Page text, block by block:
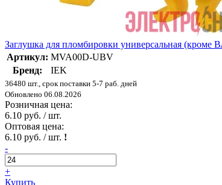
Заглушка для пломбировки универсальная
Артикул: MVA00D-UBV
Бренд:
IEK
36480 шт., срок поставки 5-7 раб. дней
Обновлено 06.08.2026
Розничная цена:
6.10 руб. / шт.
Оптовая цена:
6.10 руб. / шт. !
-
+
Купить